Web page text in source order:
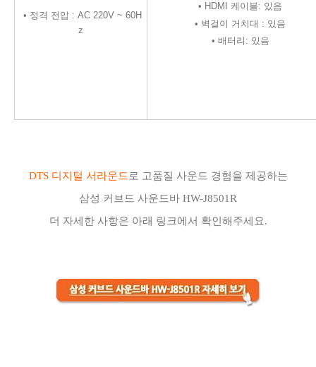
• 정격 전압 : AC 220V ~ 60H
z
• HDMI 케이블: 있음
• 벽걸이 거치대 : 있음
• 배터리: 있음
DTS 디지털 서라운드로 고품질 사운드 경험을 제공하는
삼성 커브드 사운드바 HW-J8501R
더 자세한 사항은 아래 링크에서 확인해주세요.